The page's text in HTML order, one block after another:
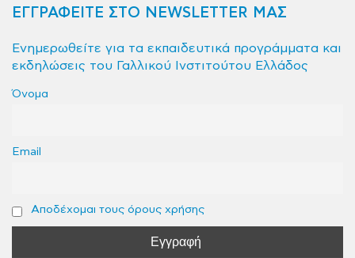
ΕΓΓΡΑΦΕΙΤΕ ΣΤΟ NEWSLETTER ΜΑΣ
Ενημερωθείτε για τα εκπαιδευτικά προγράμματα και
εκδηλώσεις του Γαλλικού Ινστιτούτου Ελλάδος
Όνομα
Email
Αποδέχομαι τους όρους χρήσης